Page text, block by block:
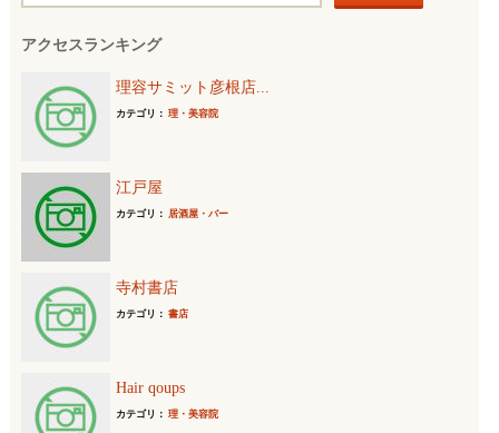
:アクセスランキング
理容サミット彦根店...
カテゴリ： 理・美容院
江戸屋
カテゴリ： 居酒屋・バー
寺村書店
カテゴリ： 書店
Hair qoups
カテゴリ： 理・美容院